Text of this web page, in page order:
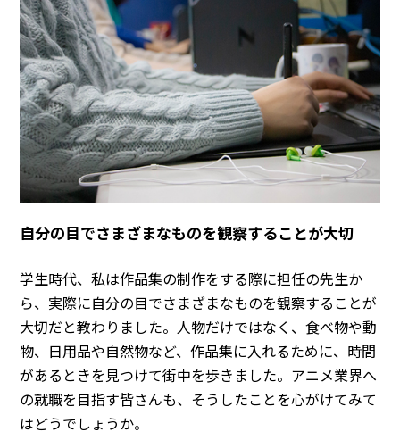
自分の目でさまざまなものを観察することが大切
学生時代、私は作品集の制作をする際に担任の先生か
ら、実際に自分の目でさまざまなものを観察することが
大切だと教わりました。人物だけではなく、食べ物や動
物、日用品や自然物など、作品集に入れるために、時間
があるときを見つけて街中を歩きました。アニメ業界へ
の就職を目指す皆さんも、そうしたことを心がけてみて
はどうでしょうか。